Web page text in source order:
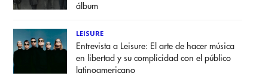
álbum
LEISURE
Entrevista a Leisure: El arte de hacer música
en libertad y su complicidad con el público
latinoamericano